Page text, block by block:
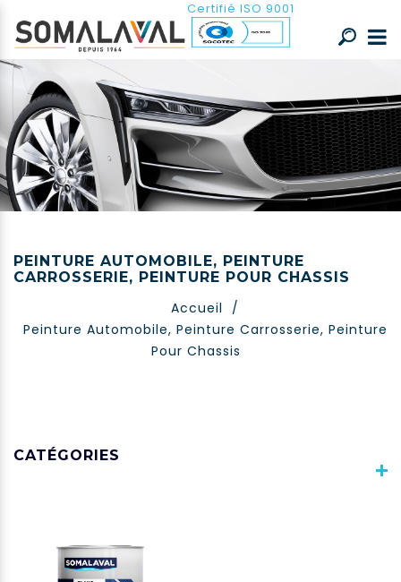
Certifié ISO 9001
PEINTURE AUTOMOBILE, PEINTURE
CARROSSERIE, PEINTURE POUR CHASSIS
Accueil
/
Peinture Automobile, Peinture Carrosserie, Peinture
Pour Chassis
CATÉGORIES